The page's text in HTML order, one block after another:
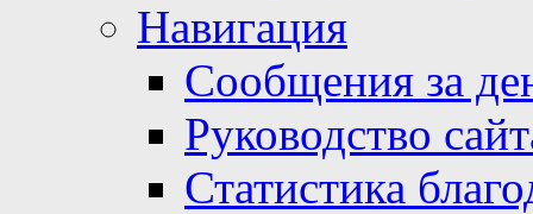
Навигация
Сообщения за
Руководство
Статистика